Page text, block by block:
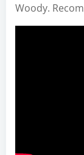
Woody.